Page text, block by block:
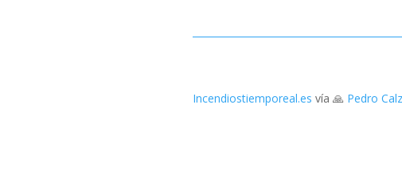
Incendiostiemporeal.es vía 🙏 Pedro